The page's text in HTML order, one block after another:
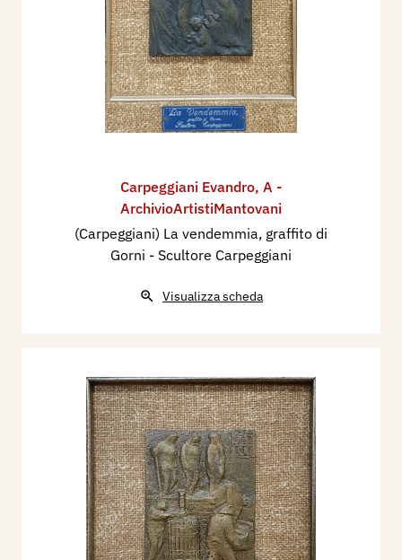
Carpeggiani Evandro, A -
ArchivioArtistiMantovani
(Carpeggiani) La vendemmia, graffito di
Gorni - Scultore Carpeggiani
Visualizza scheda